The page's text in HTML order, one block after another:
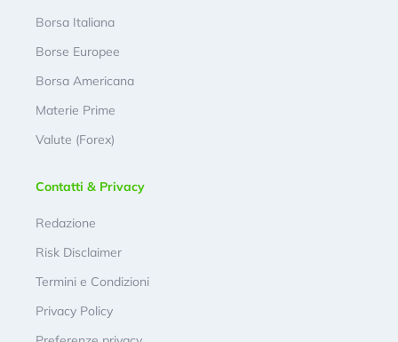
Borsa Italiana
Borse Europee
Borsa Americana
Materie Prime
Valute (Forex)
Contatti & Privacy
Redazione
Risk Disclaimer
Termini e Condizioni
Privacy Policy